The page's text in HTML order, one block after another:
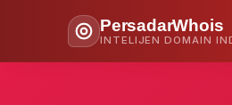
PersadarWhois
INTELIJEN DOMAIN